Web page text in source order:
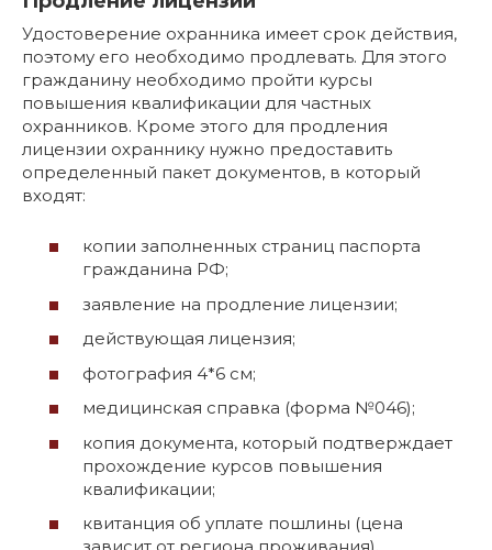
Удостоверение охранника имеет срок действия,
поэтому его необходимо продлевать. Для этого
гражданину необходимо пройти курсы
повышения квалификации для частных
охранников. Кроме этого для продления
лицензии охраннику нужно предоставить
определенный пакет документов, в который
входят:
копии заполненных страниц паспорта
гражданина РФ;
заявление на продление лицензии;
действующая лицензия;
фотография 4*6 см;
медицинская справка (форма №046);
копия документа, который подтверждает
прохождение курсов повышения
квалификации;
квитанция об уплате пошлины (цена